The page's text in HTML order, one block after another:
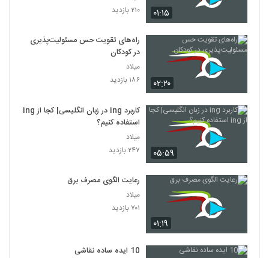
۰۱:۱۵
۲۱۰ بازدید
۰۲:۲۰
راه‌های تقویت حس مسئولیت‌پذیری
در کودکان
میلاد
۱۸۶ بازدید
۰۵:۵۹
کاربرد ing در زبان انگلیسی| کجا از ing
استفاده کنیم؟
میلاد
۲۴۷ بازدید
۰۱:۱۹
رعایت الگوی مصرف برق
میلاد
۷۰۱ بازدید
10 ایده ساده نقاشی